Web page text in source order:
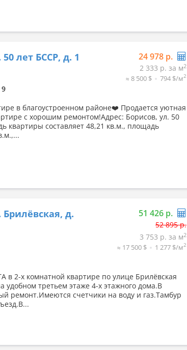
лет БССР, д. 1 24 978 р.
2 333 р. за м2
≈ 8 500 $ 794 $/м2
в благоустроенном районе❤️ Продается уютная
с хорошим ремонтом!Адрес: Борисов, ул. 50
квартиры составляет 48,21 кв.м., площадь
д.
51 426 р.
52 895 р.
3 753 р. за м2
≈ 17 500 $ 1 277 $/м2
в 2-х комнатной квартире по улице Брилёвская
удобном третьем этаже 4-х этажного дома.В
ремонт.Имеются счетчики на воду и газ.Тамбур